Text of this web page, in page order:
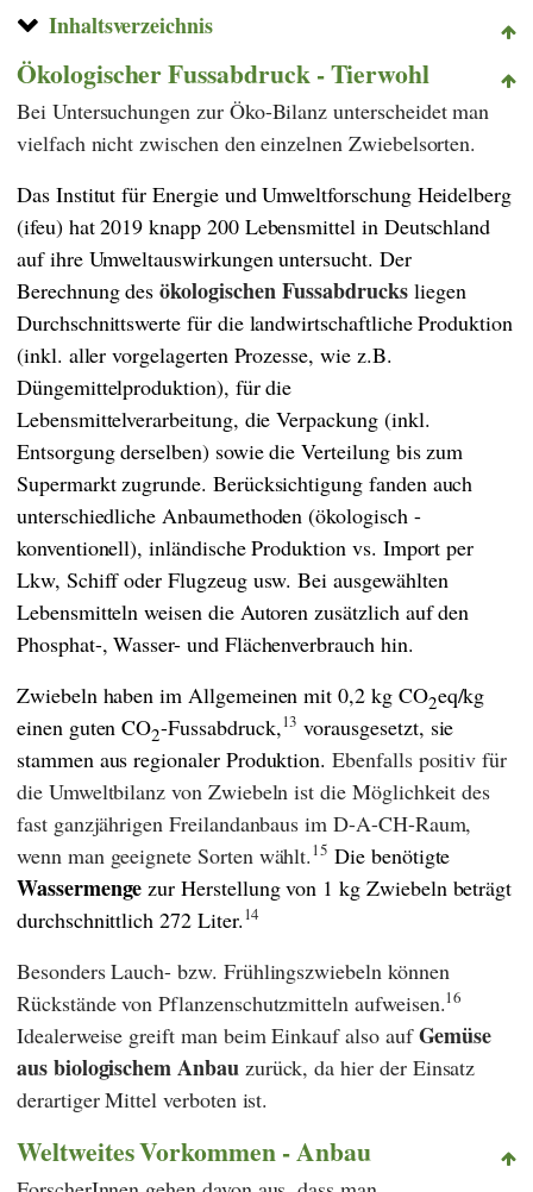
Inhaltsverzeichnis
Ökologischer Fussabdruck - Tierwohl
Bei Untersuchungen zur Öko-Bilanz unterscheidet man
vielfach nicht zwischen den einzelnen Zwiebelsorten.
Das Institut für Energie und Umweltforschung Heidelberg
(ifeu) hat 2019 knapp 200 Lebensmittel in Deutschland
auf ihre Umweltauswirkungen untersucht. Der
Berechnung desökologischenFussabdrucksliegen
Durchschnittswerte für die landwirtschaftliche Produktion
(inkl. aller vorgelagerten Prozesse, wie z.B.
Düngemittelproduktion), für die
Lebensmittelverarbeitung, die Verpackung (inkl.
Entsorgung derselben) sowie die Verteilung bis zum
Supermarkt zugrunde. Berücksichtigung fanden auch
unterschiedliche Anbaumethoden (ökologisch -
konventionell), inländische Produktion vs. Import per
Lkw, Schiff oder Flugzeug usw. Bei ausgewählten
Lebensmitteln weisen die Autoren zusätzlich auf den
Phosphat-, Wasser- und Flächenverbrauch hin.
Zwiebeln haben im Allgemeinen mit 0,2 kg CO2eq/kg
einen guten CO2-Fussabdruck,13 vorausgesetzt, sie
stammen aus regionaler Produktion.Ebenfalls positiv für
die Umweltbilanz von Zwiebeln ist die Möglichkeit des
fast ganzjährigen Freilandanbaus im D-A-CH-Raum,
wenn man geeignete Sorten wählt.15 Die benötigte
Wassermenge zur Herstellung von 1 kg Zwiebeln beträgt
durchschnittlich 272 Liter.14
Besonders Lauch- bzw. Frühlingszwiebeln können
Rückstände von Pflanzenschutzmitteln aufweisen.16
Idealerweise greift man beim Einkauf also aufGemüse
aus biologischem Anbauzurück, da hier der Einsatz
derartiger Mittel verboten ist.
Weltweites Vorkommen - Anbau